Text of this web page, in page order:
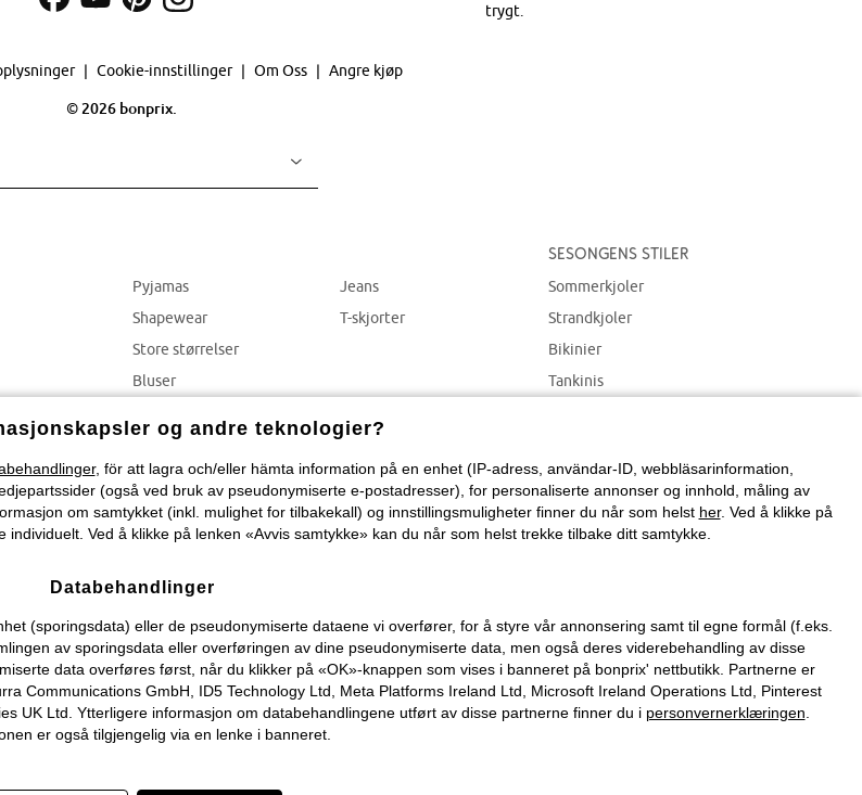
trygt.
Cookie-innstillinger Om Oss Angre kjøp
©2026 bonprix.
Sesongens stiler
Pyjamas
Shapewear
Store størrelser
Bluser
Jeans
T-skjorter
Sommerkjoler
Strandkjoler
Bikinier
Tankinis
og andre teknologier?
, för att lagra och/eller hämta information på en enhet (IP-adress, användar-ID, webbläsarinformation,
(også ved bruk av pseudonymiserte e-postadresser), for personaliserte annonser og innhold, måling av
om samtykket (inkl. mulighet for tilbakekall) og innstillingsmuligheter finner du når som helst her. Ved å klikke på
Ved å klikke på lenken «Avvis samtykke» kan du når som helst trekke tilbake ditt samtykke.
Databehandlinger
(sporingsdata) eller de pseudonymiserte dataene vi overfører, for å styre vår annonsering samt til egne formål (f.eks.
av sporingsdata eller overføringen av dine pseudonymiserte data, men også deres viderebehandling av disse
data overføres først, når du klikker på «OK»-knappen som vises i banneret på bonprix' nettbutikk. Partnerne er
Communications GmbH, ID5 Technology Ltd, Meta Platforms Ireland Ltd, Microsoft Ireland Operations Ltd, Pinterest
UK Ltd. Ytterligere informasjon om databehandlingene utført av disse partnerne finner du i personvernerklæringen
er også tilgjengelig via en lenke i banneret.